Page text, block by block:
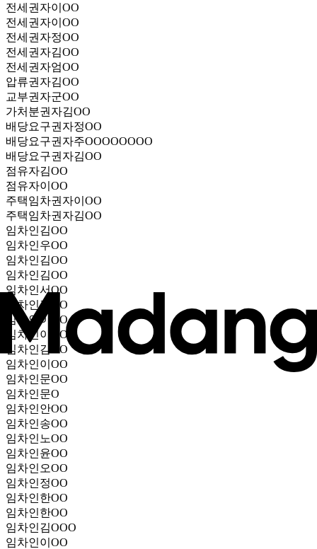
전세권자이OO
전세권자이OO
전세권자정OO
전세권자김OO
전세권자엄OO
압류권자김OO
교부권자군OO
가처분권자김OO
배당요구권자정OO
배당요구권자주OOOOOOOO
배당요구권자김OO
점유자김OO
점유자이OO
주택임차권자이OO
주택임차권자김OO
임차인김OO
임차인우OO
임차인김OO
임차인김OO
임차인서OO
임차인강OO
임차인
이OO
임차인이OO
임차인김OO
임차인이OO
임차인문OO
임차인문O
임차인안OO
임차인송OO
임차인 노OO
임차인윤OO
임차인 오OO
임차인정OO
임차인한OO
임차인한OO
임차인김OOO
임차인이OO